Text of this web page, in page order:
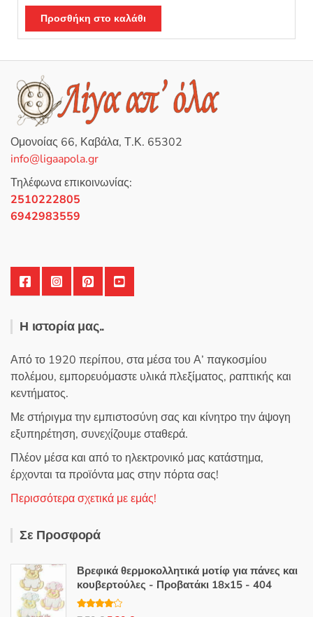
Β
μ
ο
θ
η
κ
ε
μ
α
π
ό
5
Προσθήκη στο καλάθι
Ομονοίας 66, Καβάλα, Τ.Κ. 65302
info@ligaapola.gr
Τηλέφωνα επικοινωνίας:
2510222805
6942983559
Η ιστορία μας..
Από το 1920 περίπου, στα μέσα του Α’ παγκοσμίου
πολέμου, εμπορευόμαστε υλικά πλεξίματος, ραπτικής και
κεντήματος.
Με στήριγμα την εμπιστοσύνη σας και κίνητρο την άψογη
εξυπηρέτηση, συνεχίζουμε σταθερά.
Πλέον μέσα και από το ηλεκτρονικό μας κατάστημα,
έρχονται τα προϊόντα μας στην πόρτα σας!
Περισσότερα σχετικά με εμάς!
Σε Προσφορά
Βρεφικά θερμοκολλητικά μοτίφ για πάνες και
κουβερτούλες - Προβατάκι 18x15 - 404